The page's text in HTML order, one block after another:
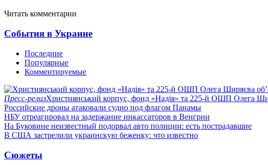
Читать комментарии
События в Украине
Последние
Популярные
Комментируемые
Пресс-релизХристиянський корпус, фонд «Надія» та 225-й ОШП Олега
Российские дроны атаковали судно под флагом Панамы
НБУ отреагировал на задержание инкассаторов в Венгрии
На Буковине неизвестный подорвал авто полиции: есть пострадавшие
В США застрелили украинскую беженку: что известно
Сюжеты